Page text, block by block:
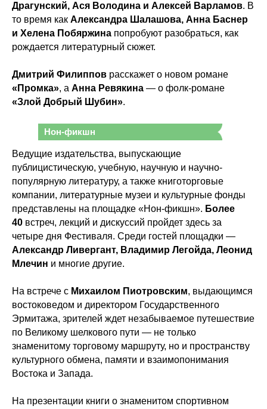
Драгунский, Ася Володина и Алексей Варламов. В
то время как Александра Шалашова, Анна Баснер
и Хелена Побяржина попробуют разобраться, как
рождается литературный сюжет.
Дмитрий Филиппов расскажет о новом романе
«Промка», а Анна Ревякина — о фолк-романе
«Злой Добрый Шубин».
Нон-фикшн
Ведущие издательства, выпускающие
публицистическую, учебную, научную и научно-
популярную литературу, а также книготорговые
компании, литературные музеи и культурные фонды
представлены на площадке «Нон-фикшн». Более
40 встреч, лекций и дискуссий пройдет здесь за
четыре дня Фестиваля. Среди гостей площадки —
Александр Ливергант, Владимир Легойда, Леонид
Млечин и многие другие.
На встрече с Михаилом Пиотровским, выдающимся
востоковедом и директором Государственного
Эрмитажа, зрителей ждет незабываемое путешествие
по Великому шелкового пути — не только
знаменитому торговому маршруту, но и пространству
культурного обмена, памяти и взаимопонимания
Востока и Запада.
На презентации книги о знаменитом спортивном